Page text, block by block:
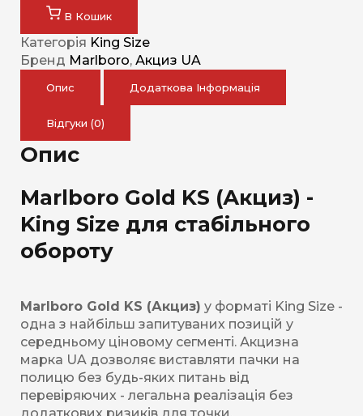
В Кошик
Категорія King Size
Бренд Marlboro, Акциз UA
Опис Додаткова Інформація
Відгуки (0)
Опис
Marlboro Gold KS (Акциз) -
King Size для стабільного
обороту
Marlboro Gold KS (Акциз) у форматі King Size -
одна з найбільш запитуваних позицій у
середньому ціновому сегменті. Акцизна
марка UA дозволяє виставляти пачки на
полицю без будь-яких питань від
перевіряючих - легальна реалізація без